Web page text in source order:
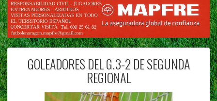
GOLEADORES DEL G.3-2 DE SEGUNDA
REGIONAL